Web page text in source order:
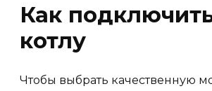
Как
котлу
Чтобы выбрать качественную